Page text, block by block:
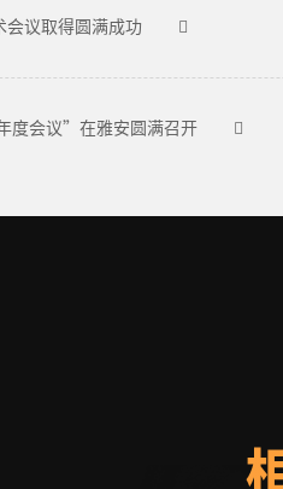
会议取得圆满成功
度会议”在雅安圆满召开